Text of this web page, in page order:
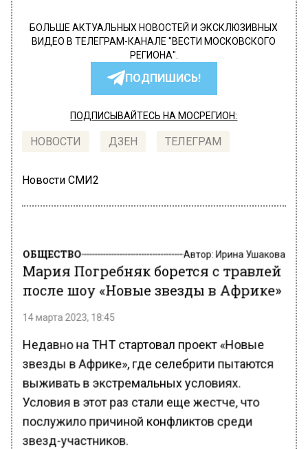
БОЛЬШЕ АКТУАЛЬНЫХ НОВОСТЕЙ И ЭКСКЛЮЗИВНЫХ
ВИДЕО В ТЕЛЕГРАМ-КАНАЛЕ "ВЕСТИ МОСКОВСКОГО
РЕГИОНА".
ПОДПИШИСЬ!
ПОДПИСЫВАЙТЕСЬ НА МОСРЕГИОН:
НОВОСТИ ДЗЕН ТЕЛЕГРАМ
Новости СМИ2
ОБЩЕСТВО Автор: Ирина Ушакова
Мария Погребняк борется с травлей
после шоу «Новые звезды в Африке»
14 марта 2023, 18:45
Недавно на ТНТ стартовал проект «Новые
звезды в Африке», где селебрити пытаются
выживать в экстремальных условиях.
Условия в этот раз стали еще жестче, что
послужило причиной конфликтов среди
звезд-участников.